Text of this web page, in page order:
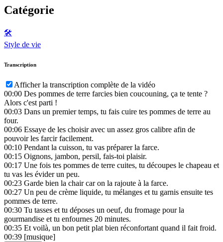
Catégorie
🛠️
Style de vie
Transcription
Afficher la transcription complète de la vidéo
00:00 Des pommes de terre farcies bien coucouning, ça te tente ?
Alors c'est parti !
00:03 Dans un premier temps, tu fais cuire tes pommes de terre au
four.
00:06 Essaye de les choisir avec un assez gros calibre afin de
pouvoir les farcir facilement.
00:10 Pendant la cuisson, tu vas préparer la farce.
00:15 Oignons, jambon, persil, fais-toi plaisir.
00:17 Une fois tes pommes de terre cuites, tu découpes le chapeau et
tu vas les évider un peu.
00:23 Garde bien la chair car on la rajoute à la farce.
00:27 Un peu de crème liquide, tu mélanges et tu garnis ensuite tes
pommes de terre.
00:30 Tu tasses et tu déposes un oeuf, du fromage pour la
gourmandise et tu enfournes 20 minutes.
00:35 Et voilà, un bon petit plat bien réconfortant quand il fait froid.
00:39 [musique]